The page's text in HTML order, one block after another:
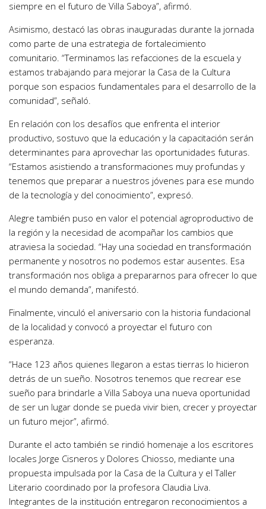
siempre en el futuro de Villa Saboya”, afirmó.
Asimismo, destacó las obras inauguradas durante la jornada
como parte de una estrategia de fortalecimiento
comunitario. “Terminamos las refacciones de la escuela y
estamos trabajando para mejorar la Casa de la Cultura
porque son espacios fundamentales para el desarrollo de la
comunidad”, señaló.
En relación con los desafíos que enfrenta el interior
productivo, sostuvo que la educación y la capacitación serán
determinantes para aprovechar las oportunidades futuras.
“Estamos asistiendo a transformaciones muy profundas y
tenemos que preparar a nuestros jóvenes para ese mundo
de la tecnología y del conocimiento”, expresó.
Alegre también puso en valor el potencial agroproductivo de
la región y la necesidad de acompañar los cambios que
atraviesa la sociedad. “Hay una sociedad en transformación
permanente y nosotros no podemos estar ausentes. Esa
transformación nos obliga a prepararnos para ofrecer lo que
el mundo demanda”, manifestó.
Finalmente, vinculó el aniversario con la historia fundacional
de la localidad y convocó a proyectar el futuro con
esperanza.
“Hace 123 años quienes llegaron a estas tierras lo hicieron
detrás de un sueño. Nosotros tenemos que recrear ese
sueño para brindarle a Villa Saboya una nueva oportunidad
de ser un lugar donde se pueda vivir bien, crecer y proyectar
un futuro mejor”, afirmó.
Durante el acto también se rindió homenaje a los escritores
locales Jorge Cisneros y Dolores Chiosso, mediante una
propuesta impulsada por la Casa de la Cultura y el Taller
Literario coordinado por la profesora Claudia Liva.
Integrantes de la institución entregaron reconocimientos a